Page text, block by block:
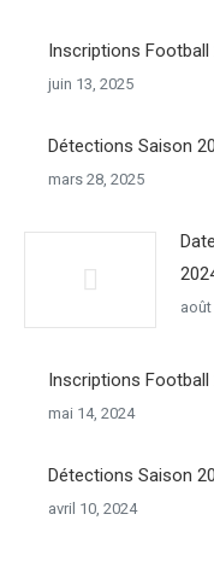
Inscriptions Football
juin 13, 2025
Détections Saison
mars 28, 2025
août
Inscriptions Football
mai 14, 2024
Détections Saison
avril 10, 2024